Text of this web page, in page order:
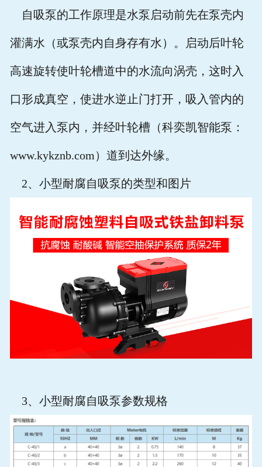
自吸泵的工作原理是水泵启动前先在泵壳内
灌满水（或泵壳内自身存有水）。启动后叶轮
高速旋转使叶轮槽道中的水流向涡壳，这时入
口形成真空，使进水逆止门打开，吸入管内的
空气进入泵内，并经叶轮槽（科奕凯智能泵：
www.kykznb.com）道到达外缘。
2、小型耐腐自吸泵的类型和图片
3、小型耐腐自吸泵参数规格